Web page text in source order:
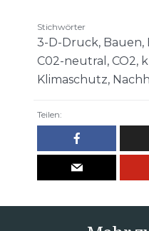
Stichwörter
3-D-Druck, Bauen,
C02-neutral , CO2,
Klimaschutz,
Teilen: